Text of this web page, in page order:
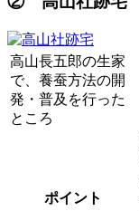
高山長五郎の生家
で、養蚕方法の開
発・普及を行った
ところ
ポイント